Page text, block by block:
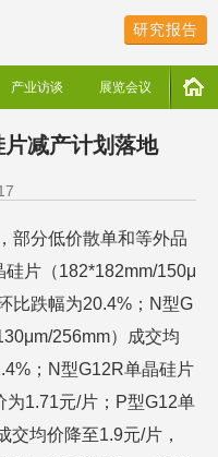
研究报告
产业访谈 展览会议
减产计划落地
部分低价散单和等外品
片（182*182mm/150μ
比跌幅为20.4%；N型G
256mm）成交均
；N型G12R单晶硅片
为1.71元/片；P型G12单
交均价降至1.9元/片，